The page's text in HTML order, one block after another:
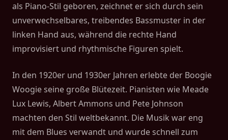
als Piano-Stil geboren, zeichnet er sich durch sein
unverwechselbares, treibendes Bassmuster in der
linken Hand aus, während die rechte Hand
improvisiert und rhythmische Figuren spielt.
In den 1920er und 1930er Jahren erlebte der Boogie
Woogie seine große Blütezeit. Pianisten wie Meade
Lux Lewis, Albert Ammons und Pete Johnson
machten den Stil weltbekannt. Die Musik war eng
mit dem Blues verwandt und wurde schnell zum